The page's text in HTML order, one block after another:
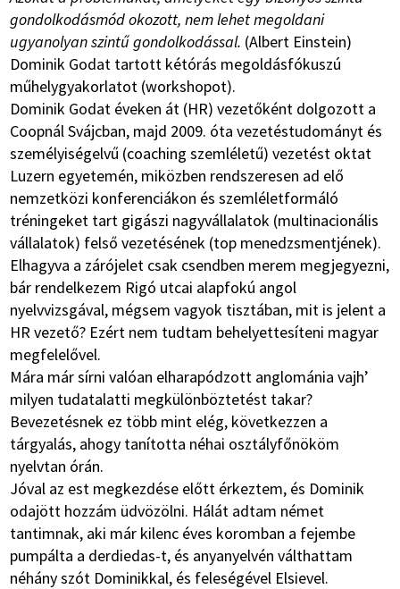
gondolkodásmód okozott, nem lehet megoldani
ugyanolyan szintű gondolkodással. (Albert Einstein)
Dominik Godat tartott kétórás megoldásfókuszú
műhelygyakorlatot (workshopot).
Dominik Godat éveken át (HR) vezetőként dolgozott a
Coopnál Svájcban, majd 2009. óta vezetéstudományt és
személyiségelvű (coaching szemléletű) vezetést oktat
Luzern egyetemén, miközben rendszeresen ad elő
nemzetközi konferenciákon és szemléletformáló
tréningeket tart gigászi nagyvállalatok (multinacionális
vállalatok) felső vezetésének (top menedzsmentjének).
Elhagyva a zárójelet csak csendben merem megjegyezni,
bár rendelkezem Rigó utcai alapfokú angol
nyelvvizsgával, mégsem vagyok tisztában, mit is jelent a
HR vezető? Ezért nem tudtam behelyettesíteni magyar
megfelelővel.
Mára már sírni valóan elharapódzott anglománia vajh’
milyen tudatalatti megkülönböztetést takar?
Bevezetésnek ez több mint elég, következzen a
tárgyalás, ahogy tanította néhai osztályfőnököm
nyelvtan órán.
Jóval az est megkezdése előtt érkeztem, és Dominik
odajött hozzám üdvözölni. Hálát adtam német
tantimnak, aki már kilenc éves koromban a fejembe
pumpálta a derdiedas-t, és anyanyelvén válthattam
néhány szót Dominikkal, és feleségével Elsievel.